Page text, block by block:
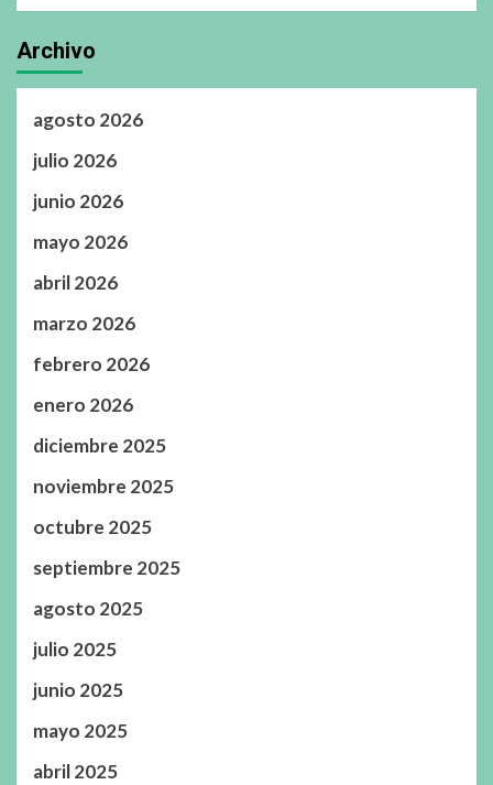
Archivo
agosto 2026
julio 2026
junio 2026
mayo 2026
abril 2026
marzo 2026
febrero 2026
enero 2026
diciembre 2025
noviembre 2025
octubre 2025
septiembre 2025
agosto 2025
julio 2025
junio 2025
mayo 2025
abril 2025